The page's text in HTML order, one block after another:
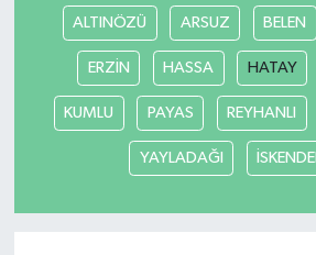
ALTINÖZÜ ARSUZ BELEN
ERZİN HASSA HATAY
KUMLU PAYAS REYHANLI
YAYLADAĞI